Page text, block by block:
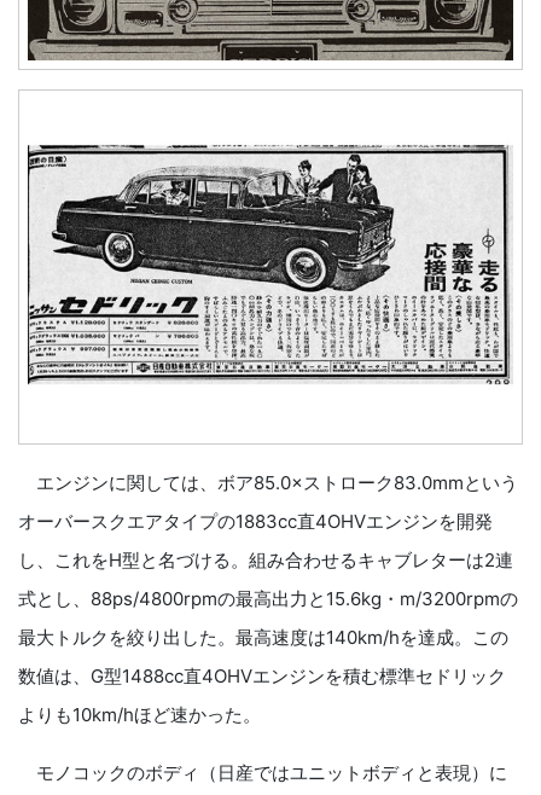
エンジンに関しては、ボア85.0×ストローク83.0mmという
オーバースクエアタイプの1883cc直4OHVエンジンを開発
し、これをH型と名づける。組み合わせるキャブレターは2連
式とし、88ps/4800rpmの最高出力と15.6kg・m/3200rpmの
最大トルクを絞り出した。最高速度は140km/hを達成。この
数値は、G型1488cc直4OHVエンジンを積む標準セドリック
よりも10km/hほど速かった。
モノコックのボディ（日産ではユニットボディと表現）に